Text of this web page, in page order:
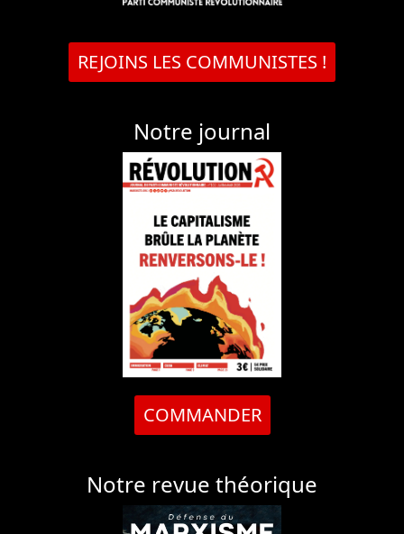
REJOINS LES COMMUNISTES !
Notre journal
COMMANDER
Notre revue théorique